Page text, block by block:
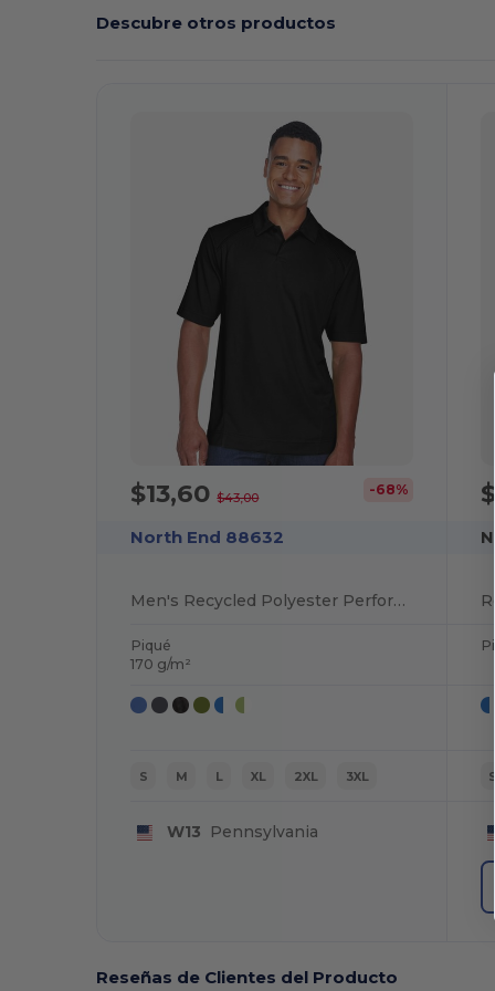
Descubre otros productos
$13,60$43,00 -68%
North End 88632
Men's Recycled Polyester Performance Piqué Polo
Piqué
170 g/m²
S M L XL 2XL 3XL
W13 Pennsylvania
S
Reseñas de Clientes del Producto